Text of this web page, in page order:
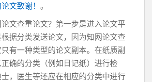
文致谢！ 。
文查重论文？第一步是进入论文平
据分类发送论文，因为知网论文查
有一种类型的论文副本。在纸质副
确的分类（例如日记纸）进行检
，医生等还应在相应的分类中进行